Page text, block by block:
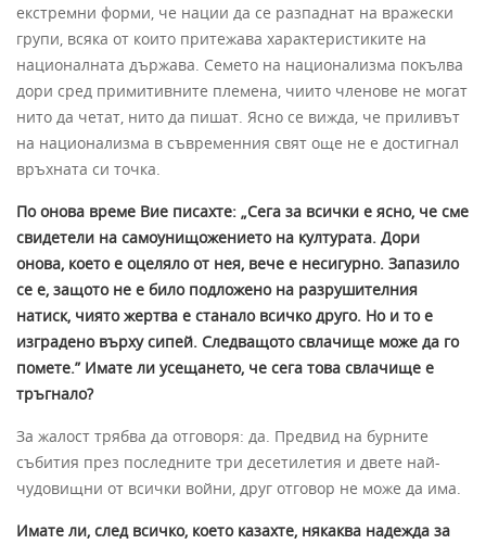
екстремни форми, че нации да се разпаднат на вражески
групи, всяка от които притежава характеристиките на
националната държава. Семето на национализма покълва
дори сред примитивните племена, чиито членове не могат
нито да четат, нито да пишат. Ясно се вижда, че приливът
на национализма в съвременния свят още не е достигнал
връхната си точка.
По онова време Вие писахте: „Сега за всички е ясно, че сме
свидетели на самоунищожението на културата. Дори
онова, което е оцеляло от нея, вече е несигурно. Запазило
се е, защото не е било подложено на разрушителния
натиск, чиято жертва е станало всичко друго. Но и то е
изградено върху сипей. Следващото свлачище може да го
помете.” Имате ли усещането, че сега това свлачище е
тръгнало?
За жалост трябва да отговоря: да. Предвид на бурните
събития през последните три десетилетия и двете най-
чудовищни от всички войни, друг отговор не може да има.
Имате ли, след всичко, което казахте, някаква надежда за